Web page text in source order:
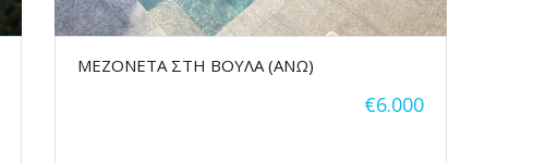
ΜΕΖΟΝΕΤΑ ΣΤΗ ΒΟΥΛΑ (ΑΝΩ)
€6.000